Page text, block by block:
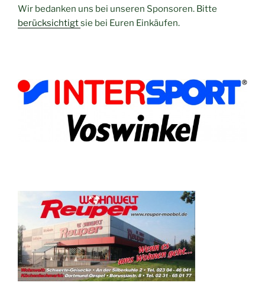
Wir bedanken uns bei unseren Sponsoren. Bitte
berücksichtigtsie bei Euren Einkäufen.